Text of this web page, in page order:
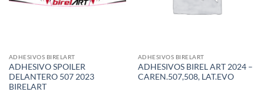
ADHESIVOS BIRELART
ADHESIVO SPOILER
DELANTERO 507 2023
BIRELART
ADHESIVOS BIRELART
ADHESIVOS BIREL ART 2024 –
CAREN.507,508, LAT.EVO